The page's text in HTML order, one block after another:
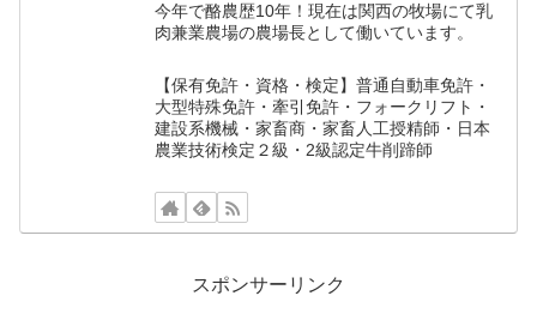
今年で酪農歴10年！現在は関西の牧場にて乳
肉兼業農場の農場長として働いています。
【保有免許・資格・検定】普通自動車免許・
大型特殊免許・牽引免許・フォークリフト・
建設系機械・家畜商・家畜人工授精師・日本
農業技術検定２級・2級認定牛削蹄師
スポンサーリンク